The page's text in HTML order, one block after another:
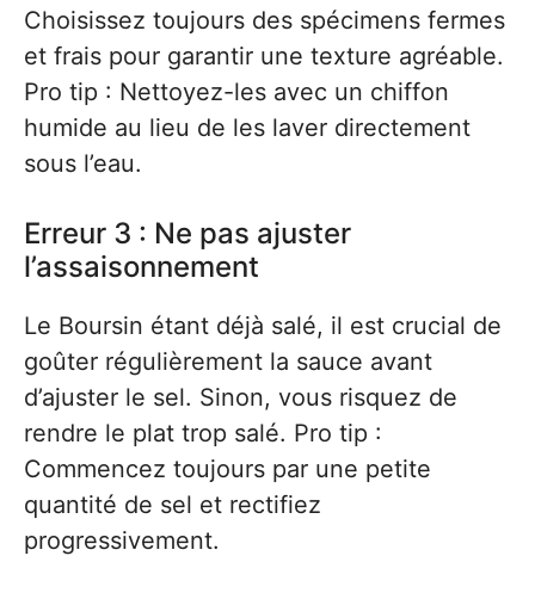
Choisissez toujours des spécimens fermes
et frais pour garantir une texture agréable.
Pro tip : Nettoyez-les avec un chiffon
humide au lieu de les laver directement
sous l’eau.
Erreur 3 : Ne pas ajuster
l’assaisonnement
Le Boursin étant déjà salé, il est crucial de
goûter régulièrement la sauce avant
d’ajuster le sel. Sinon, vous risquez de
rendre le plat trop salé. Pro tip :
Commencez toujours par une petite
quantité de sel et rectifiez
progressivement.